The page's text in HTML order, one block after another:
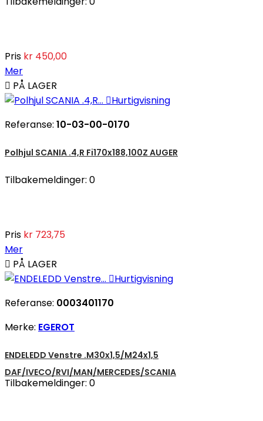
Pris kr 450,00
Mer
 PÅ LAGER
Hurtigvisning
Referanse: 10-03-00-0170
Polhjul SCANIA .4,R Fi170x188,100Z AUGER
Tilbakemeldinger: 0
Pris kr 723,75
Mer
 PÅ LAGER
Hurtigvisning
Referanse: 0003401170
Merke: EGEROT
ENDELEDD Venstre .M30x1,5/M24x1,5
DAF/IVECO/RVI/MAN/MERCEDES/SCANIA
Tilbakemeldinger: 0